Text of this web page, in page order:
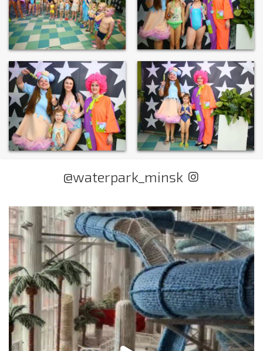
@waterpark_minsk